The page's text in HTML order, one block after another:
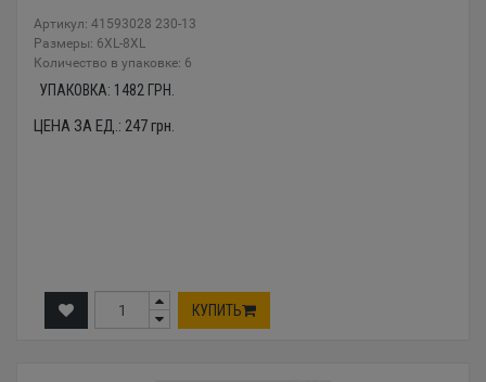
Артикул: 41593028 230-13
Размеры: 6XL-8XL
Количество в упаковке: 6
УПАКОВКА: 1482 ГРН.
ЦЕНА ЗА ЕД.: 247грн.
КУПИТЬ